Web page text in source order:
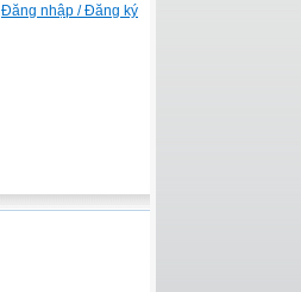
Đăng nhập / Đăng ký